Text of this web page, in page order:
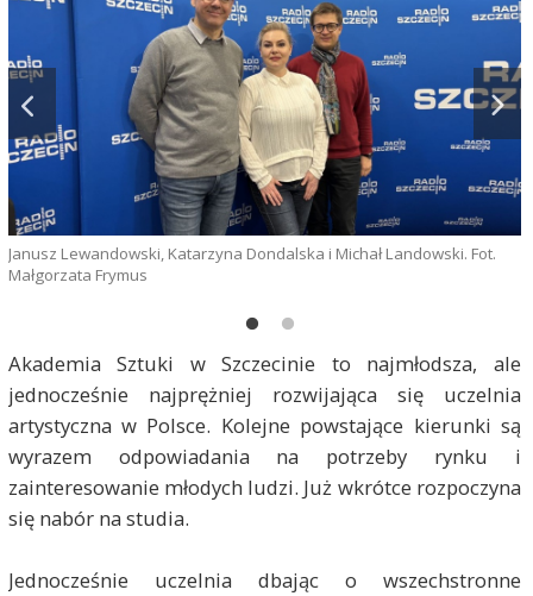
Janusz Lewandowski, Katarzyna Dondalska i Michał Landowski. Fot.
Małgorzata Frymus
Akademia Sztuki w Szczecinie to najmłodsza, ale
jednocześnie najprężniej rozwijająca się uczelnia
artystyczna w Polsce. Kolejne powstające kierunki są
wyrazem odpowiadania na potrzeby rynku i
zainteresowanie młodych ludzi. Już wkrótce rozpoczyna
się nabór na studia.
Jednocześnie uczelnia dbając o wszechstronne